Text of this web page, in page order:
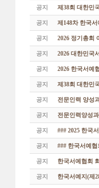
공지 제38회 대한민
공지 제148차 한국
공지 2026 정기총회
공지 2026 대한민국
공지 2026 한국서예
공지 제38회 대한민
공지 전문인력 양성
공지 전문인력양성
공지 ### 2025 한국
공지 ### 한국서예
공지 한국서예협회
공지 한국서예지(제